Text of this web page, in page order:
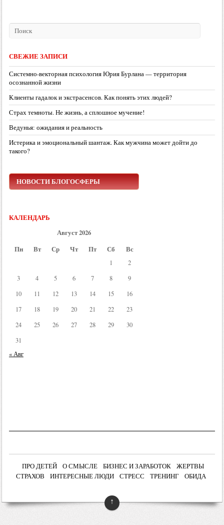
СВЕЖИЕ ЗАПИСИ
Системно-векторная психология Юрия Бурлана — территория
осознанной жизни
Клиенты гадалок и экстрасенсов. Как понять этих людей?
Страх темноты. Не жизнь, а сплошное мучение!
Ведунья: ожидания и реальность
Истерика и эмоциональный шантаж. Как мужчина может дойти до
такого?
НОВОСТИ БЛОГОСФЕРЫ
КАЛЕНДАРЬ
Август 2026
Пн
Вт Ср Чт Пт Сб Вс
1
2
3
4 5 6 7 8
9
10
11 12 13 14 15
16
17
18 19 20 21 22
23
24
25 26 27 28 29
30
31
« Авг
ПРО ДЕТЕЙ О СМЫСЛЕ БИЗНЕС И ЗАРАБОТОК
ЖЕРТВЫ
СТРАХОВ
ИНТЕРЕСНЫЕ ЛЮДИ СТРЕСС ТРЕНИНГ ОБИДА
↑